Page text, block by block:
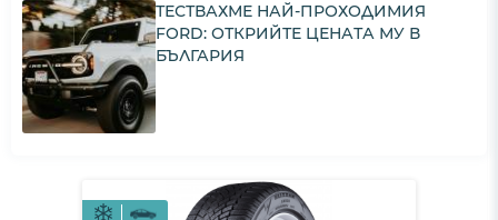
ТЕСТВАХМЕ НАЙ-ПРОХОДИМИЯ
FORD: ОТКРИЙТЕ ЦЕНАТА МУ В
БЪЛГАРИЯ